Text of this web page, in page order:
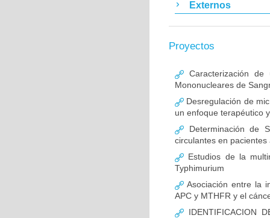
Externos
Proyectos
Caracterización
Mononucleares de
Desregulación de
un enfoque terapéutico
Determinación de
circulantes en
Estudios de la
Typhimurium
Asociación entre la
APC y MTHFR y el
IDENTIFICACION